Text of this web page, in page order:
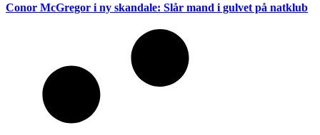
Conor McGregor i ny skandale: Slår mand i gulvet på natklub